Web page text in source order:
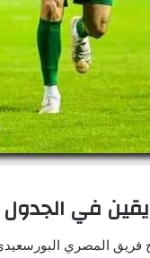
في الجدول
فريق المصري